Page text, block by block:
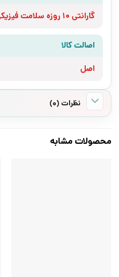
گارانتی 10 روزه سلامت فیزیکی کتاب
اصالت کالا
اصل
نظرات (0)
محصولات مشابه